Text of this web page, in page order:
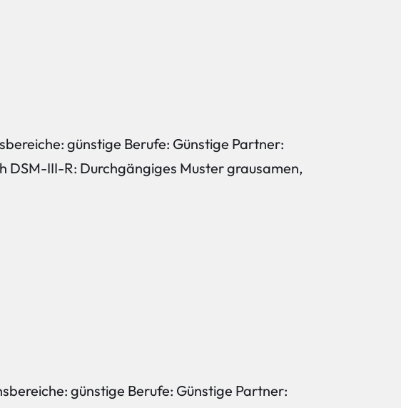
günstige Berufe: Günstige Partner:
DSM-III-R: Durchgängiges Muster grausamen,
günstige Berufe: Günstige Partner: